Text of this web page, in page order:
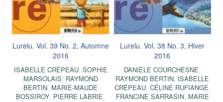
Lurelu. Vol. 39 No. 2, Automne
2016
ISABELLE CRÉPEAU, SOPHIE
MARSOLAIS, RAYMOND
BERTIN, MARIE-MAUDE
BOSSIROY, PIERRE LABRIE,
Lurelu. Vol. 38 No. 3, Hiver
2016
DANIÈLE COURCHESNE,
RAYMOND BERTIN, ISABELLE
CRÉPEAU, CÉLINE RUFIANGE,
FRANCINE SARRASIN, MARIE